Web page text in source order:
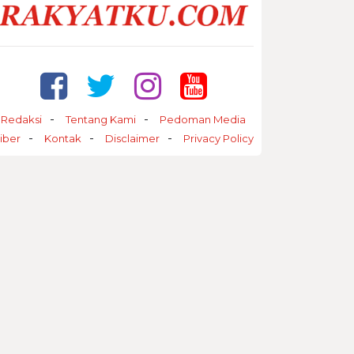
Redaksi Tentang Kami
Pedoman Media
Kontak Disclaimer Privacy Policy